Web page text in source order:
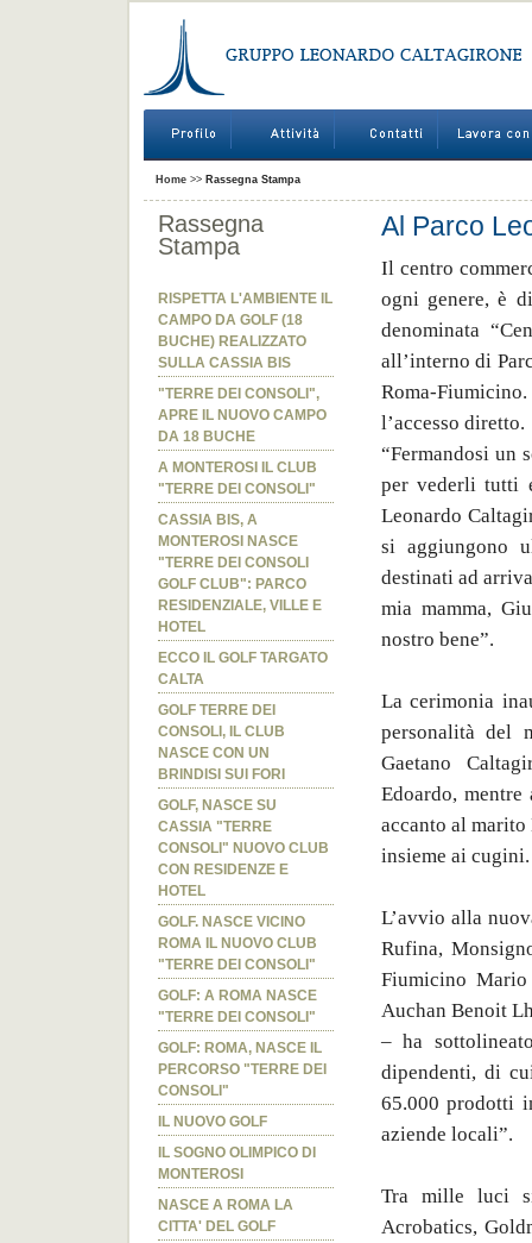
Home>> Rassegna Stampa
Rassegna
Stampa
RISPETTA L'AMBIENTE IL
CAMPO DA GOLF (18
BUCHE) REALIZZATO
SULLA CASSIA BIS
"TERRE DEI CONSOLI",
APRE IL NUOVO CAMPO
DA 18 BUCHE
A MONTEROSI IL CLUB
"TERRE DEI CONSOLI"
CASSIA BIS, A
MONTEROSI NASCE
"TERRE DEI CONSOLI
GOLF CLUB": PARCO
RESIDENZIALE, VILLE E
HOTEL
ECCO IL GOLF TARGATO
CALTA
GOLF TERRE DEI
CONSOLI, IL CLUB
NASCE CON UN
BRINDISI SUI FORI
GOLF, NASCE SU
CASSIA "TERRE
CONSOLI" NUOVO CLUB
CON RESIDENZE E
HOTEL
GOLF. NASCE VICINO
ROMA IL NUOVO CLUB
"TERRE DEI CONSOLI"
GOLF: A ROMA NASCE
"TERRE DEI CONSOLI"
GOLF: ROMA, NASCE IL
PERCORSO "TERRE DEI
CONSOLI"
IL NUOVO GOLF
IL SOGNO OLIMPICO DI
MONTEROSI
NASCE A ROMA LA
CITTA' DEL GOLF
Al Parco
Il centro
ogni genere, è
denominata
all’interno di
Roma-
l’accesso diretto.
“Fermandosi un
per vederli tutti
Leonardo
si aggiungono
destinati ad
mia mamma,
nostro bene”.
La cerimonia
personalità del
Gaetano
Edoardo,
accanto al
insieme ai cugini.
L’avvio alla
Rufina,
Fiumicino
Auchan Benoit
– ha
dipendenti, di
65.000 prodotti
aziende locali”.
Tra mille luci
Acrobatics,